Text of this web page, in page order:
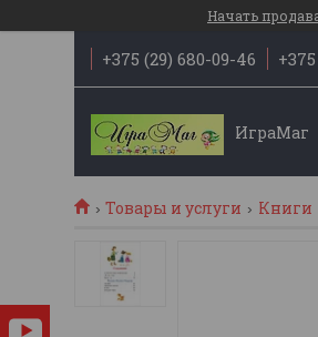
Начать
+375 (29) 680-09-46
ИграМаг
Товары и услуги Книги